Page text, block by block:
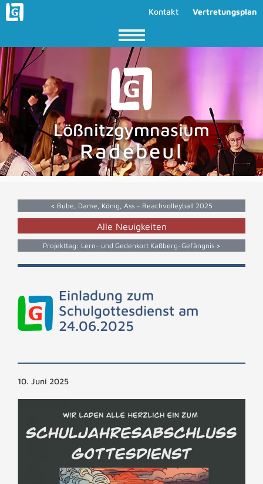
Kontakt Vertretungsplan
Lößnitzgymnasium
Radebeul
< Bube, Dame, König, Ass – Beachvolleyball 2025
Alle Neuigkeiten
Projekttag: Lern- und Gedenkort Kaßberg-Gefängnis >
Einladung zum
Schulgottesdienst am
24.06.2025
10. Juni 2025